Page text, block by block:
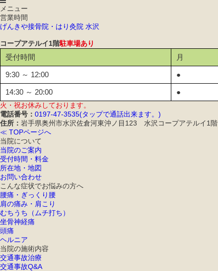
メニュー
営業時間
げんきや接骨院・はり灸院 水沢
コープアテルイ1階駐車場あり
受付時間
月
9:30 ～ 12:00 ●
14:30 ～ 20:00 ●
火・祝お休みしております。
電話番号： 0197-47-3535(タップで通話出来ます。)
住所： 岩手県奥州市水沢佐倉河東沖ノ目123 水沢コープアテルイ1階
≪ TOPページへ
当院について
当院のご案内
受付時間・料金
所在地・地図
お問い合わせ
こんな症状でお悩みの方へ
腰痛・ぎっくり腰
肩の痛み・肩こり
むちうち（ムチ打ち）
坐骨神経痛
頭痛
ヘルニア
当院の施術内容
交通事故治療
交通事故Q&A